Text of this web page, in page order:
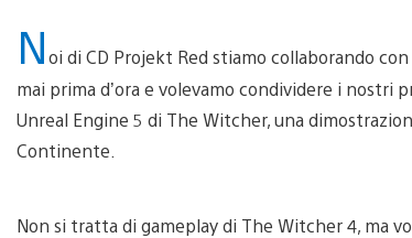
Noi di CD Projekt Red stiamo collaborando
mai prima d’ora e volevamo condividere i nostri
Unreal Engine 5 di The Witcher, una
Continente.
Non si tratta di gameplay di The Witcher 4, ma